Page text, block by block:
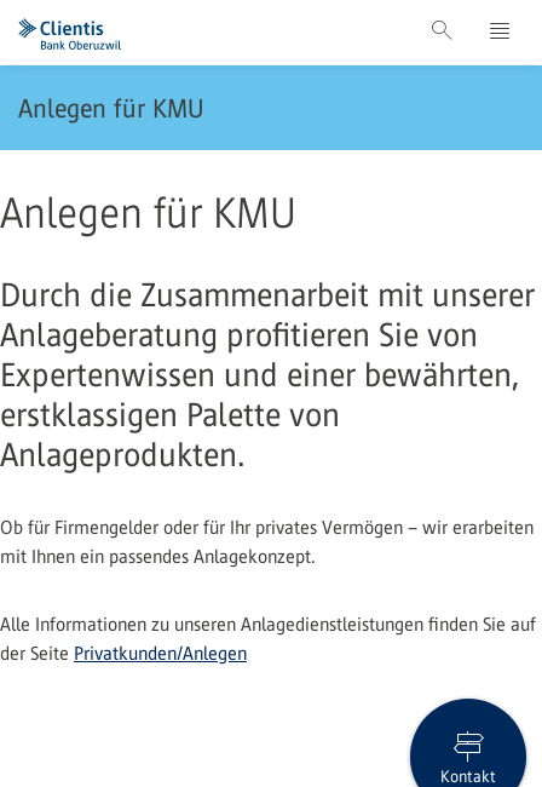
Anlegen für KMU
Anlegen für KMU
Durch die Zusammenarbeit mit unserer
Anlageberatung profitieren Sie von
Expertenwissen und einer bewährten,
erstklassigen Palette von
Anlageprodukten.
Ob für Firmengelder oder für Ihr privates Vermögen – wir erarbeiten
mit Ihnen ein passendes Anlagekonzept.
Alle Informationen zu unseren Anlagedienstleistungen finden Sie auf
der Seite Privatkunden/Anlegen
Kontakt